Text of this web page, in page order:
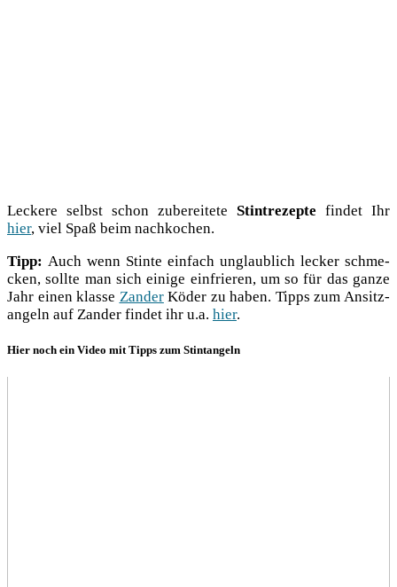
Lecke­re selbst schon zube­rei­te­te Stint­re­zep­te fin­det Ihr
hier, viel Spaß beim nachkochen.
Tipp: Auch wenn Stin­te ein­fach unglaub­lich lecker schme­
cken, soll­te man sich eini­ge ein­frie­ren, um so für das gan­ze
Jahr einen klas­se Zan­derKöder zu haben. Tipps zum Ansitz­
an­geln auf Zan­der fin­det ihr u.a. hier.
Hier noch ein Video mit Tipps zum Stintangeln